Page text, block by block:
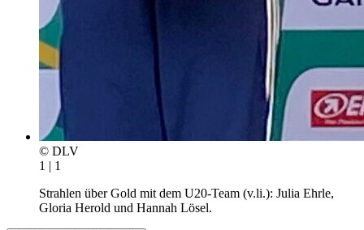
© DLV
1 | 1
Strahlen über Gold mit dem U20-Team (v.li.): Julia Ehrle,
Gloria Herold und Hannah Lösel.